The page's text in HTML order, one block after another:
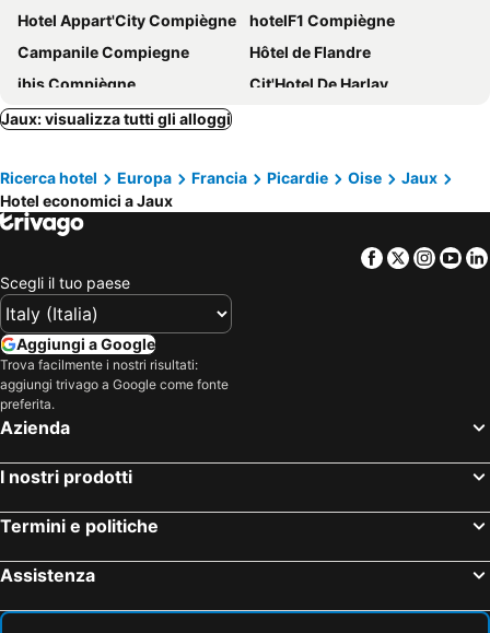
Hotel Appart'City Compiègne
hotelF1 Compiègne
Campanile Compiegne
Hôtel de Flandre
ibis Compiègne
Cit'Hotel De Harlay
Logis - Hôtel du Nord et Restaurant La Table d'Elisa
Mercure Compiègne Sud
Armor Hotel
Résidence Hôtelière Poincaré
Hôtel Restaurant du Nord
Aparthôtel Poincaré
Logis Hotel Beaudon
Jaux: visualizza tutti gli alloggi
Ricerca hotel Europa Francia Picardie Oise
Jaux
Hotel economici a Jaux
Facebook
Twitter
Scegli il tuo paese
Aggiungi a Google
Trova facilmente i nostri risultati:
aggiungi trivago a Google come fonte
preferita.
Azienda
I nostri prodotti
Termini e politiche
Assistenza